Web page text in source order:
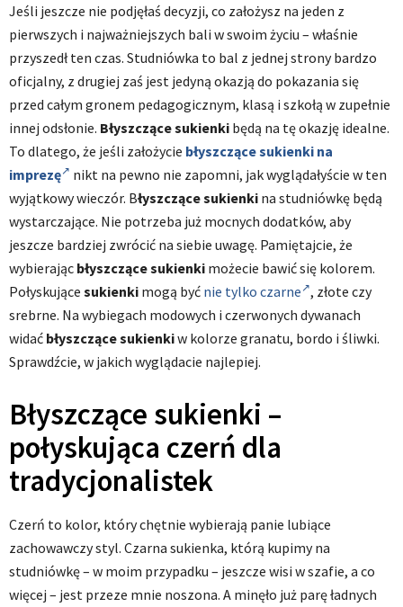
Jeśli jeszcze nie podjęłaś decyzji, co założysz na jeden z
pierwszych i najważniejszych bali w swoim życiu – właśnie
przyszedł ten czas. Studniówka to bal z jednej strony bardzo
oficjalny, z drugiej zaś jest jedyną okazją do pokazania się
przed całym gronem pedagogicznym, klasą i szkołą w zupełnie
innej odsłonie. Błyszczące sukienki będą na tę okazję idealne.
To dlatego, że jeśli założycie błyszczące sukienki na
imprezę
nikt na pewno nie zapomni, jak wyglądałyście w ten
wyjątkowy wieczór. Błyszczące sukienki na studniówkę będą
wystarczające. Nie potrzeba już mocnych dodatków, aby
jeszcze bardziej zwrócić na siebie uwagę. Pamiętajcie, że
wybierając błyszczące sukienki możecie bawić się kolorem.
Połyskujące sukienki mogą być nie tylko czarne , złote czy
srebrne. Na wybiegach modowych i czerwonych dywanach
widać błyszczące sukienkiw kolorze granatu, bordo i śliwki.
Sprawdźcie, w jakich wyglądacie najlepiej.
Błyszczące sukienki –
połyskująca czerń dla
tradycjonalistek
Czerń to kolor, który chętnie wybierają panie lubiące
zachowawczy styl. Czarna sukienka, którą kupimy na
studniówkę – w moim przypadku – jeszcze wisi w szafie, a co
więcej – jest przeze mnie noszona. A minęło już parę ładnych